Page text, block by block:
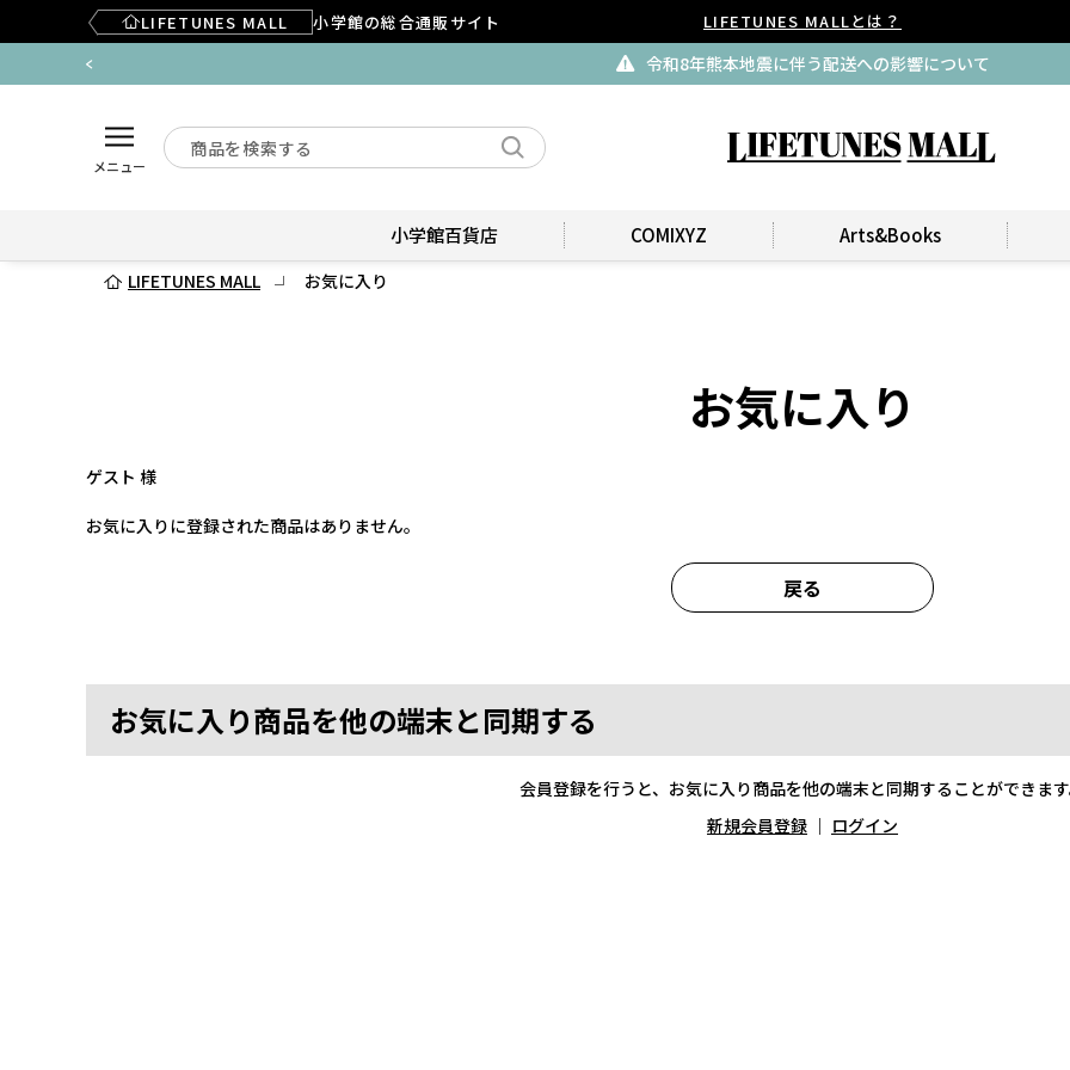
LIFETUNES MALL 小学館の総合通販サイト LIFETUNES MALLとは？
令和8年熊本地震に伴う配送への影響について
メニュー
小学館百貨店 COMIXYZ Arts&Books
LIFETUNES MALL お気に入り
お気に入り
ゲスト 様
お気に入りに登録された商品はありません。
戻る
お気に入り商品を他の端末と同期する
会員登録を行うと、お気に入り商品を他の端末と同期することができま
新規会員登録 ｜ ログイン